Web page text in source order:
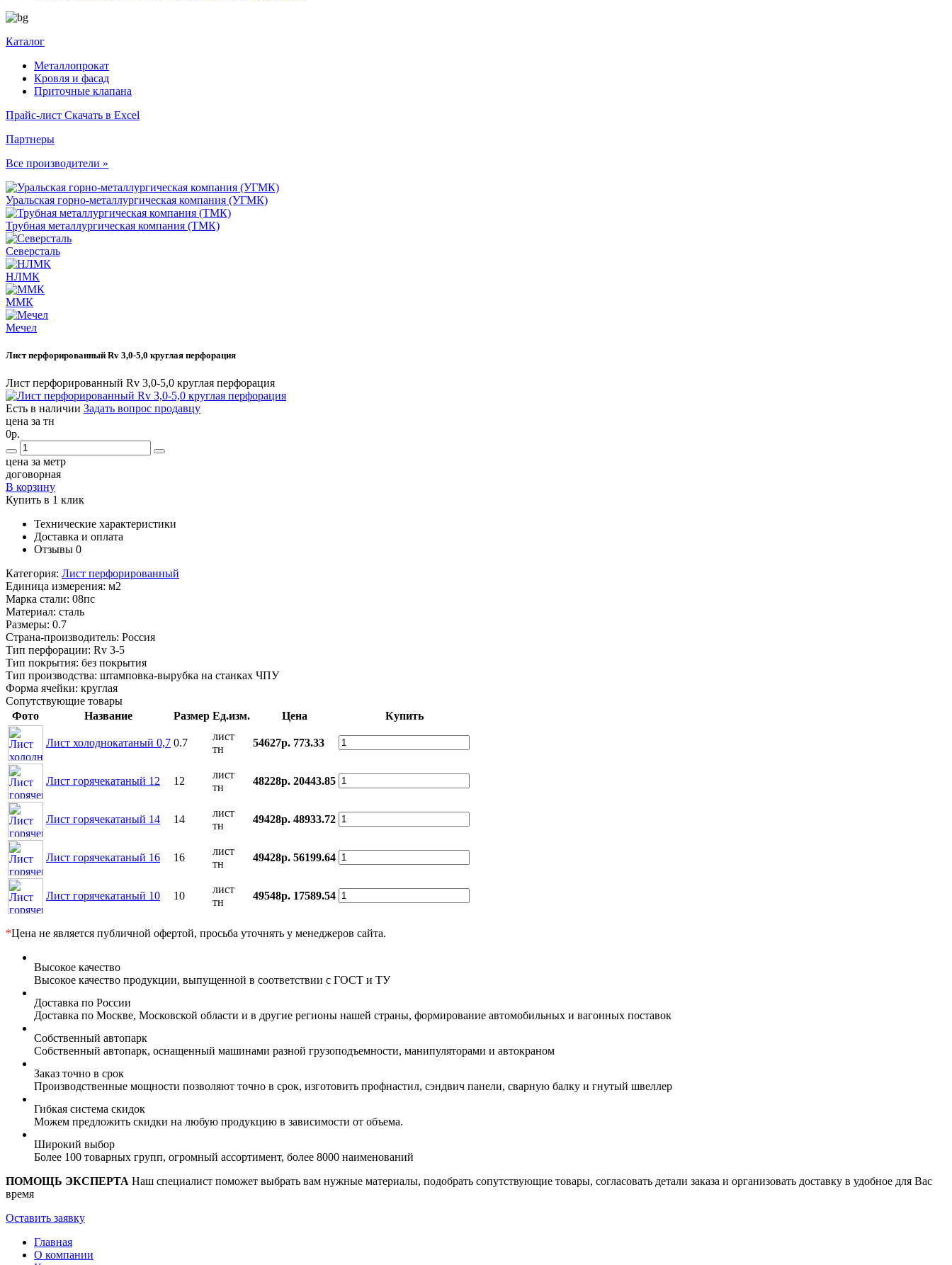
Каталог
Металлопрокат
Кровля и фасад
Приточные клапана
Прайс-лист Скачать в Excel
Партнеры
Все производители »
Уральская горно-металлургическая компания (УГМК)
Трубная металлургическая компания (ТМК)
Северсталь
НЛМК
ММК
Мечел
Лист перфорированный Rv 3,0-5,0 круглая перфорация
Лист перфорированный Rv 3,0-5,0 круглая перфорация
Есть в наличии Задать вопрос продавцу
цена за тн
0р.
цена за метр
договорная
В корзину
Купить в 1 клик
Технические характеристики
Доставка и оплата
Отзывы 0
Категория: Лист перфорированный
Единица измерения: м2
Марка стали: 08пс
Материал: сталь
Размеры: 0.7
Страна-производитель: Россия
Тип перфорации: Rv 3-5
Тип покрытия: без покрытия
Тип производства: штамповка-вырубка на станках ЧПУ
Форма ячейки: круглая
Сопутствующие товары
Фото
Название Размер Ед.изм. Цена Купить
Лист холоднокатаный 0,7 0.7
лист
тн
54627р. 773.33
Лист горячекатаный 12 12
лист
тн
48228р. 20443.85
Лист горячекатаный 14 14
лист
тн
49428р. 48933.72
Лист горячекатаный 16 16
лист
тн
49428р. 56199.64
Лист горячекатаный 10 10
лист
тн
49548р. 17589.54
*Цена не является публичной офертой, просьба уточнять у менеджеров сайта.
Высокое качество
Высокое качество продукции, выпущенной в соответствии с ГОСТ и ТУ
Доставка по России
Доставка по Москве, Московской области и в другие регионы нашей страны, формирование автомобильных и вагонных поставок
Собственный автопарк
Собственный автопарк, оснащенный машинами разной грузоподъемности, манипуляторами и автокраном
Заказ точно в срок
Производственные мощности позволяют точно в срок, изготовить профнастил, сэндвич панели, сварную балку и гнутый швеллер
Гибкая система скидок
Можем предложить скидки на любую продукцию в зависимости от объема.
Широкий выбор
Более 100 товарных групп, огромный ассортимент, более 8000 наименований
ПОМОЩЬ ЭКСПЕРТА Наш специалист поможет выбрать вам нужные материалы, подобрать сопутствующие товары, согласовать детали заказа и организовать доставку в удобное для Вас
время
Оставить заявку
Главная
О компании